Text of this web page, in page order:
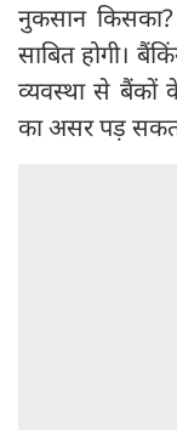
नुकसान
साबित होगी।
व्यवस्था से बैंकों
का असर पड़